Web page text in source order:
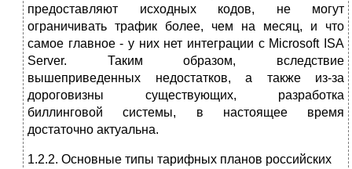
предоставляют исходных кодов, не могут
ограничивать трафик более, чем на месяц, и что
самое главное - у них нет интеграции с Microsoft ISA
Server. Таким образом, вследствие
вышеприведенных недостатков, а также из-за
дороговизны существующих, разработка
биллинговой системы, в настоящее время
достаточно актуальна.
1.2.2. Основные типы тарифных планов российских